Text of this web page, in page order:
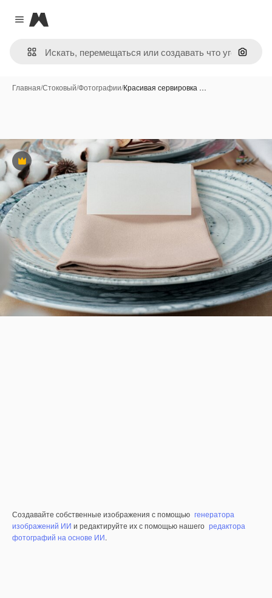
Close menu
Magnific
Поиск
Главная/Стоковый/Фотографии/Красивая сервировка …
Премиум
Создавайте собственные изображения с помощью генератора
изображений ИИ и редактируйте их с помощью нашего редактора
фотографий на основе ИИ.